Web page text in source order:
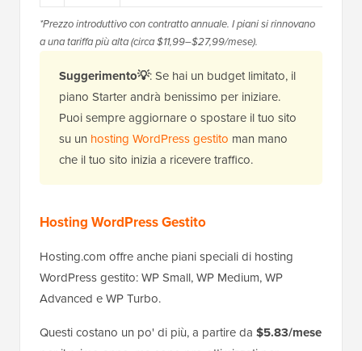
*Prezzo introduttivo con contratto annuale. I piani si rinnovano
a una tariffa più alta (circa $11,99–$27,99/mese).
Suggerimento💡: Se hai un budget limitato, il
piano Starter andrà benissimo per iniziare.
Puoi sempre aggiornare o spostare il tuo sito
su un hosting WordPress gestito man mano
che il tuo sito inizia a ricevere traffico.
Hosting WordPress Gestito
Hosting.com offre anche piani speciali di hosting
WordPress gestito: WP Small, WP Medium, WP
Advanced e WP Turbo.
Questi costano un po' di più, a partire da $5.83/mese